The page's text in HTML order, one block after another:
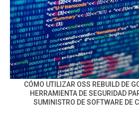
CÓMO UTILIZAR OSS REBUILD DE
HERRAMIENTA DE SEGURIDAD
SUMINISTRO DE SOFTWARE DE